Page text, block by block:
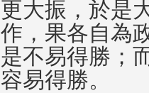
更大振，於是
作，果各自為
是不易得勝；
容易得勝。